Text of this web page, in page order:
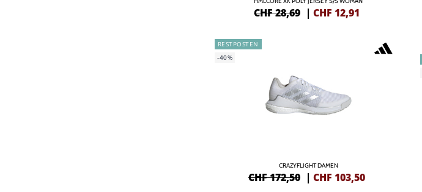
CHF 28,69 | CHF 12,91
RESTPOSTEN
-40%
CRAZYFLIGHT DAMEN
CHF 172,50 | CHF 103,50